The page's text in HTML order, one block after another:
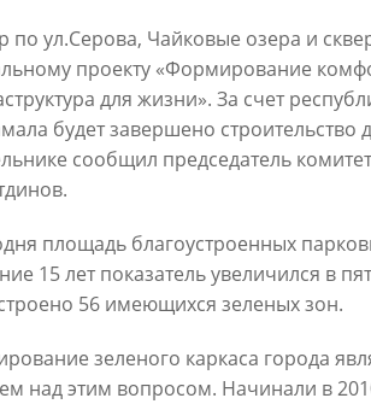
«Общее количество
но до 60
много»
В Казани
по ул.Серова, Чайковые озера и
проекту «Формирование
для жизни». За счет
будет завершено
сообщил председатель
площадь благоустроенных
15 лет показатель увеличился в
56 имеющихся зеленых зон.
зеленого каркаса города
над этим вопросом. Начинали в